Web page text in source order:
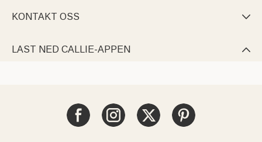
KONTAKT OSS 
LAST NED CALLIE-APPEN 